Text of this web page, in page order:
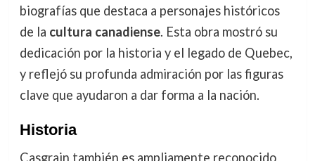
biografías que destaca a personajes históricos
de la cultura canadiense. Esta obra mostró su
dedicación por la historia y el legado de Quebec,
y reflejó su profunda admiración por las figuras
clave que ayudaron a dar forma a la nación.
Historia
Casgrain también es ampliamente reconocido